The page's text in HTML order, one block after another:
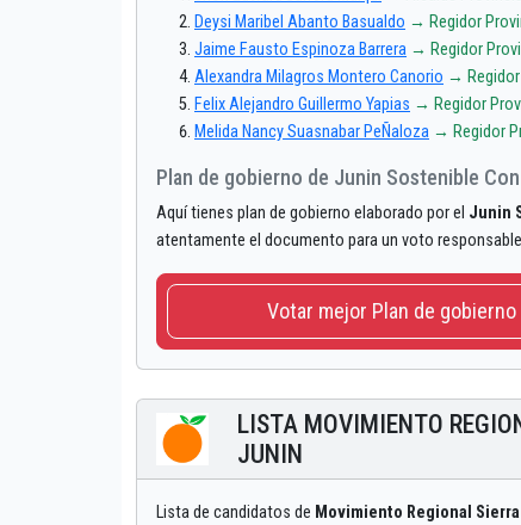
Deysi Maribel Abanto Basualdo → Regidor
Jaime Fausto Espinoza Barrera → Regidor
Alexandra Milagros Montero Canorio → Regidor
Felix Alejandro Guillermo Yapias → Regidor
Melida Nancy Suasnabar PeÑaloza → Regidor
Plan de gobierno de Junin Sostenible
Aquí tienes plan de gobierno elaborado por el Junin
atentamente el documento para un voto responsable
Votar mejor Plan de gobierno
LISTA MOVIMIENTO
JUNIN
Lista de candidatos de Movimiento Regional